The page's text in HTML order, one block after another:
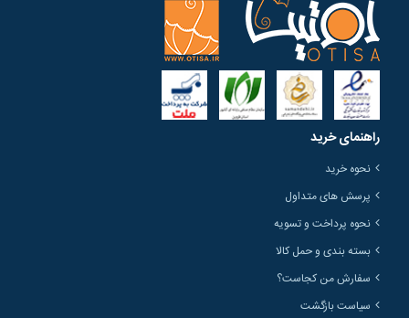
راهنمای خرید
نحوه خرید
پرسش های متداول
نحوه پرداخت و تسویه
بسته بندی و حمل کالا
سفارش من کجاست؟
سیاست بازگشت